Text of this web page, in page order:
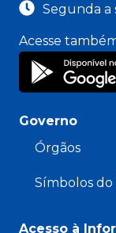
Segunda a
Acesse
Governo
Órgãos
Símbolos
Acesso à